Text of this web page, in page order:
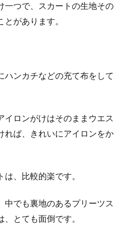
ったものを、違うものに作り直すことを
...
セーターやコートに虫食い
楽しみ...
一つで、スカートの生地その
があります。
ハンカチなどの充て布をして
イロンがけはそのままウエス
れば、きれいにアイロンをか
、比較的楽です。
中でも裏地のあるプリーツス
とても面倒です。